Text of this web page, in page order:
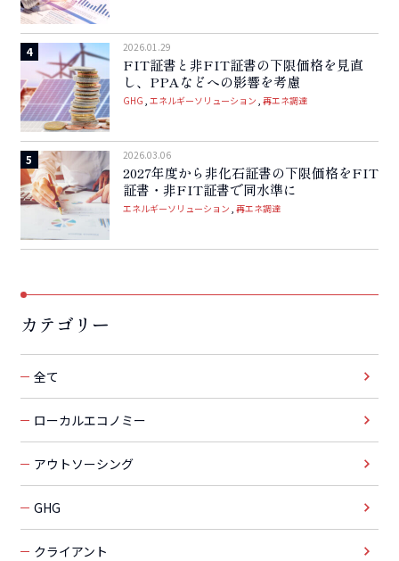
2026.01.29
FIT証書と非FIT証書の下限価格を見直
し、PPAなどへの影響を考慮
GHG エネルギーソリューション 再エネ調達
2026.03.06
2027年度から非化石証書の下限価格をFIT
証書・非FIT証書で同水準に
エネルギーソリューション 再エネ調達
カテゴリー
全て
ローカルエコノミー
アウトソーシング
GHG
クライアント